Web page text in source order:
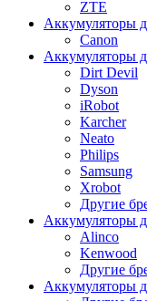
ZTE
Аккумуляторы
Canon
Аккумуляторы
Dirt Devil
Dyson
iRobot
Karcher
Neato
Philips
Samsung
Xrobot
Другие
Аккумуляторы
Alinco
Kenwood
Другие
Аккумуляторы